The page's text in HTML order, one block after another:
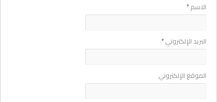
الاسم*
البريد الإلكتروني*
الموقع الإلكتروني